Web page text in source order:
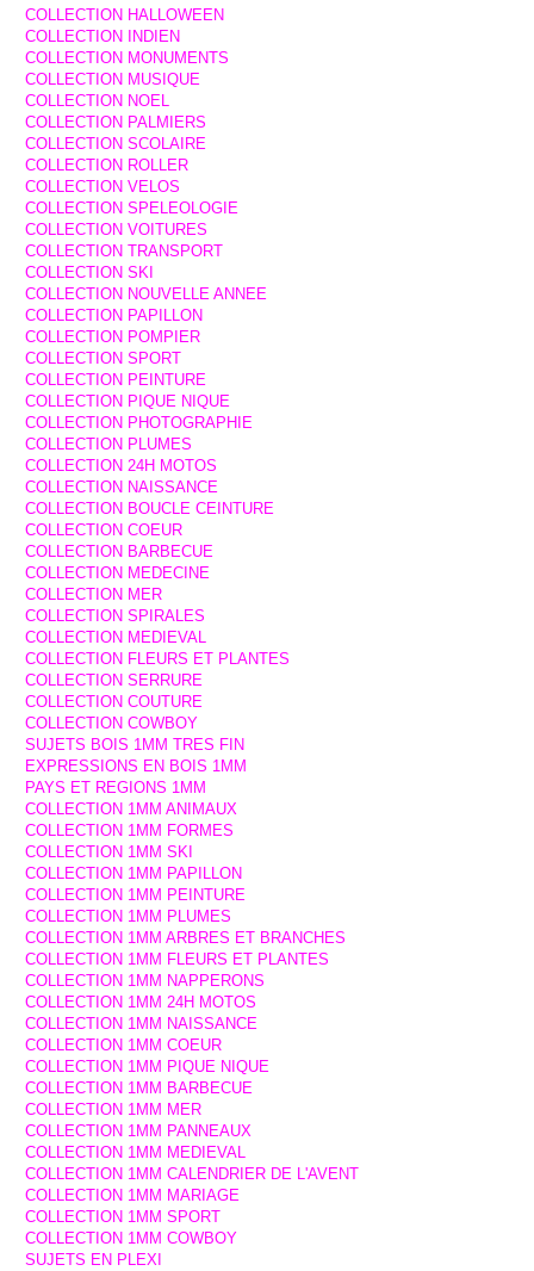
COLLECTION HALLOWEEN
COLLECTION INDIEN
COLLECTION MONUMENTS
COLLECTION MUSIQUE
COLLECTION NOEL
COLLECTION PALMIERS
COLLECTION SCOLAIRE
COLLECTION ROLLER
COLLECTION VELOS
COLLECTION SPELEOLOGIE
COLLECTION VOITURES
COLLECTION TRANSPORT
COLLECTION SKI
COLLECTION NOUVELLE ANNEE
COLLECTION PAPILLON
COLLECTION POMPIER
COLLECTION SPORT
COLLECTION PEINTURE
COLLECTION PIQUE NIQUE
COLLECTION PHOTOGRAPHIE
COLLECTION PLUMES
COLLECTION 24H MOTOS
COLLECTION NAISSANCE
COLLECTION BOUCLE CEINTURE
COLLECTION COEUR
COLLECTION BARBECUE
COLLECTION MEDECINE
COLLECTION MER
COLLECTION SPIRALES
COLLECTION MEDIEVAL
COLLECTION FLEURS ET PLANTES
COLLECTION SERRURE
COLLECTION COUTURE
COLLECTION COWBOY
SUJETS BOIS 1MM TRES FIN
EXPRESSIONS EN BOIS 1MM
PAYS ET REGIONS 1MM
COLLECTION 1MM ANIMAUX
COLLECTION 1MM FORMES
COLLECTION 1MM SKI
COLLECTION 1MM PAPILLON
COLLECTION 1MM PEINTURE
COLLECTION 1MM PLUMES
COLLECTION 1MM ARBRES ET BRANCHES
COLLECTION 1MM FLEURS ET PLANTES
COLLECTION 1MM NAPPERONS
COLLECTION 1MM 24H MOTOS
COLLECTION 1MM NAISSANCE
COLLECTION 1MM COEUR
COLLECTION 1MM PIQUE NIQUE
COLLECTION 1MM BARBECUE
COLLECTION 1MM MER
COLLECTION 1MM PANNEAUX
COLLECTION 1MM MEDIEVAL
COLLECTION 1MM CALENDRIER DE L'AVENT
COLLECTION 1MM MARIAGE
COLLECTION 1MM SPORT
COLLECTION 1MM COWBOY
SUJETS EN PLEXI